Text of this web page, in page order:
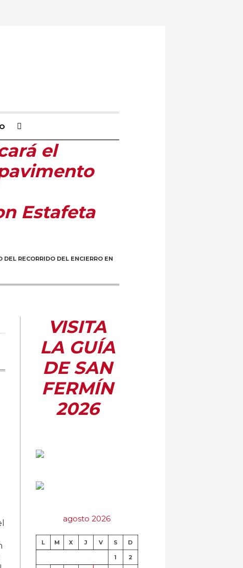
el
Estafeta
RECORRIDO DEL ENCIERRO EN
VISITA
LA GUÍA
DE SAN
FERMÍN
2026
agosto 2026
L M X J V S D
1 2